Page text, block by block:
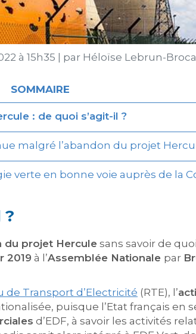
à 15h35 par Héloïse Lebrun-
SOMMAIRE
: de quoi s’agit-il ?
malgré l’abandon du projet
verte en bonne voie auprès de la
?
du projet Hercule sans savoir de
2019 à l’Assemblée Nationale par
de Transport d’Electricité (RTE), l’
puisque l’Etat français en
d’EDF, à savoir les activités